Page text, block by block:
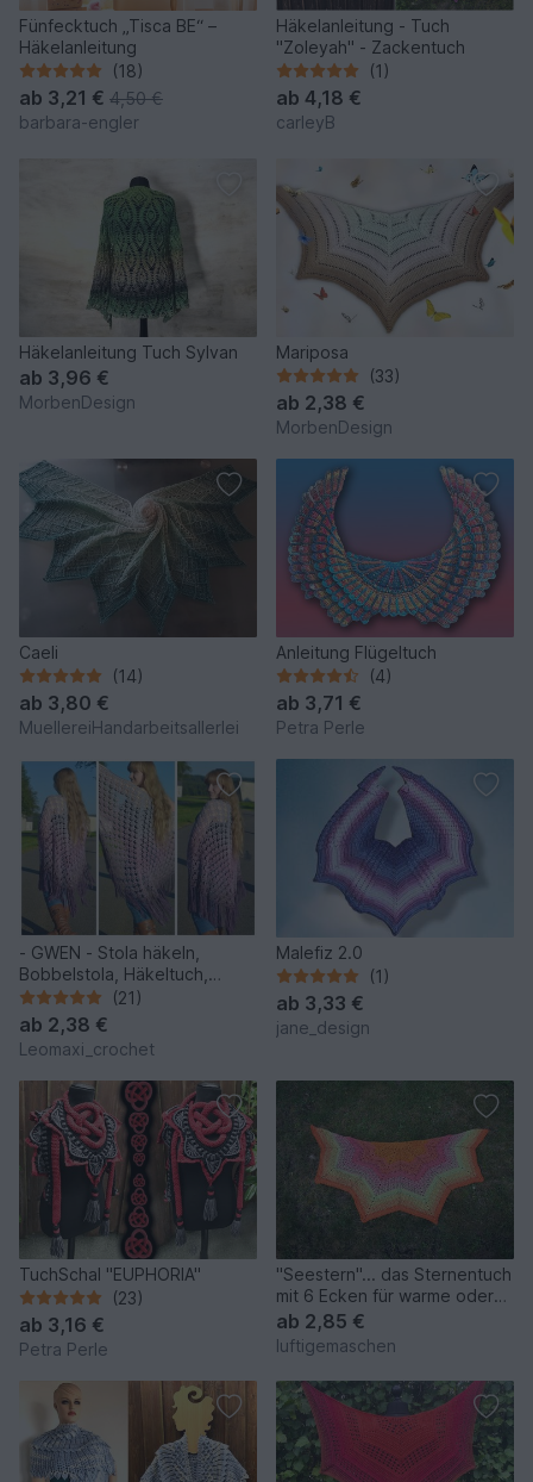
Fünfecktuch „Tisca BE“ –
Häkelanleitung
(18)
ab 3,21 € 4,50 €
barbara-engler
Häkelanleitung - Tuch
"Zoleyah" - Zackentuch
(1)
ab 4,18 €
carleyB
Häkelanleitung Tuch Sylvan
ab 3,96 €
MorbenDesign
Mariposa
(33)
ab 2,38 €
MorbenDesign
Caeli
(14)
ab 3,80 €
MuellereiHandarbeitsallerlei
Anleitung Flügeltuch
(4)
ab 3,71 €
Petra Perle
- GWEN - Stola häkeln,
Bobbelstola, Häkeltuch,
Sommertuch, perfekt für
einen Bobbel, Schultertuch
(21)
ab 2,38 €
Leomaxi_crochet
Malefiz 2.0
(1)
ab 3,33 €
jane_design
TuchSchal "EUPHORIA"
(23)
ab 3,16 €
Petra Perle
"Seestern"... das Sternentuch
mit 6 Ecken für warme oder
kalte Tage
ab 2,85 €
luftigemaschen